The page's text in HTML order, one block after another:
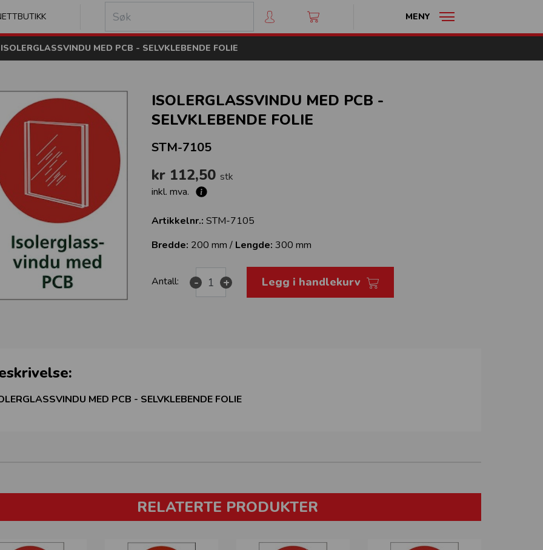
MENY
ISOLERGLASSVINDU MED PCB - SELVKLEBENDE FOLIE
ISOLERGLASSVINDU MED PCB -
SELVKLEBENDE FOLIE
STM-7105
kr 112,50stk
inkl. mva.
Artikkelnr.: STM-7105
Bredde: 200 mm / Lengde: 300 mm
Antall: - + Legg i handlekurv
MED PCB - SELVKLEBENDE FOLIE
RELATERTE PRODUKTER